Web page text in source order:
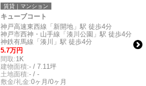
賃貸｜マンション
キューブコート
神戸高速東西線「新開地」駅 徒歩4分
神戸市西神・山手線「湊川公園」駅 徒歩4分
神鉄有馬線「湊川」駅 徒歩4分
5.7万円
間取:1K
建物面積:- / 7.11坪
土地面積:- / -
敷金/礼金:0ヶ月/0ヶ月